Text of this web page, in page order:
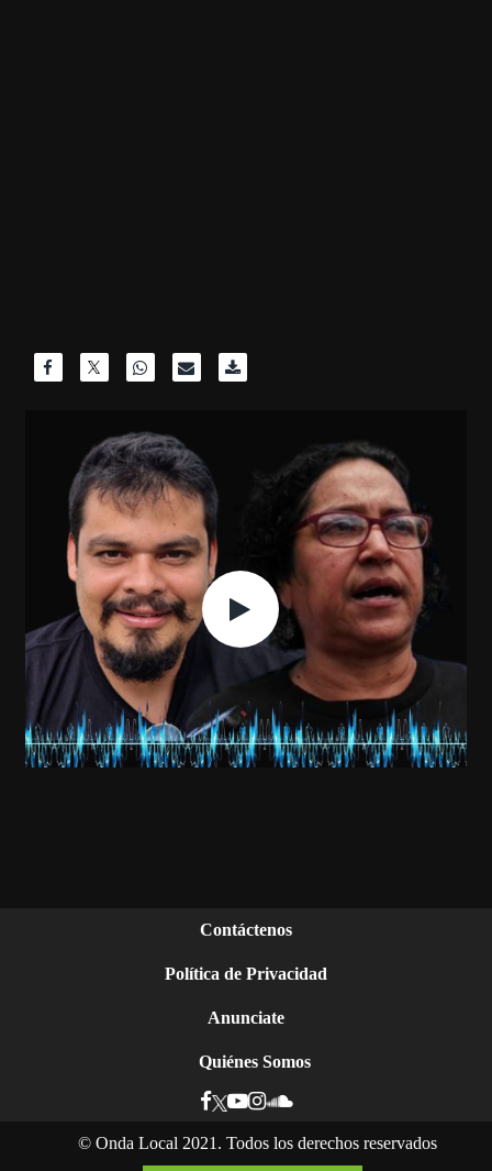
Contáctenos
Política de Privacidad
Anunciate
Quiénes Somos
© Onda Local 2021. Todos los derechos reservados